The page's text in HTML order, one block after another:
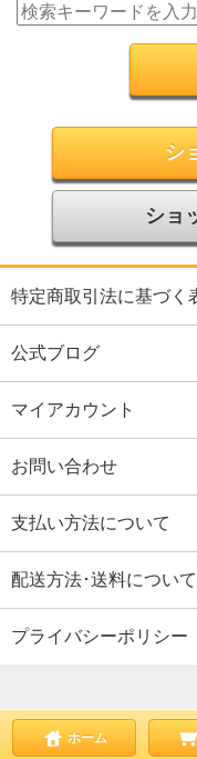
シ
ショ
特定商取引法に基づく
公式ブログ
マイアカウント
お問い合わせ
支払い方法について
配送方法･送料について
プライバシーポリシー
ホーム